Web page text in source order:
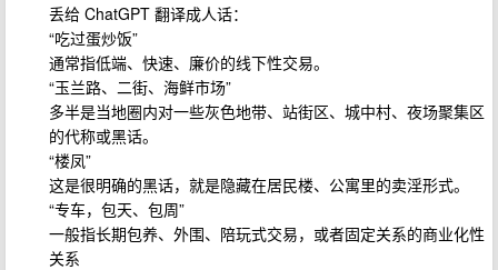
丢给 ChatGPT 翻译成人话：
“吃过蛋炒饭”
通常指低端、快速、廉价的线下性交易。
“玉兰路、二街、海鲜市场”
多半是当地圈内对一些灰色地带、站街区、城中村、夜场聚集区
的代称或黑话。
“楼凤”
这是很明确的黑话，就是隐藏在居民楼、公寓里的卖淫形式。
“专车，包天、包周”
一般指长期包养、外围、陪玩式交易，或者固定关系的商业化性
关系